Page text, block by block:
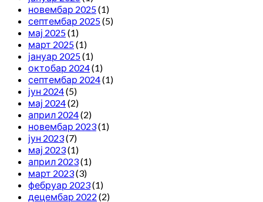
новембар 2025(1)
септембар 2025(5)
мај 2025(1)
март 2025(1)
јануар 2025(1)
октобар 2024(1)
септембар 2024(1)
јун 2024(5)
мај 2024(2)
април 2024(2)
новембар 2023(1)
јун 2023(7)
мај 2023(1)
април 2023(1)
март 2023(3)
фебруар 2023(1)
децембар 2022 (2)